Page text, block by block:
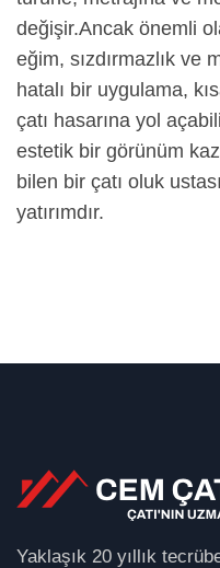
değişir.Ancak önemli
eğim, sızdırmazlık ve
hatalı bir uygulama,
çatı hasarına yol
estetik bir görünüm
bilen bir çatı oluk
yatırımdır.
Yaklaşık 20 yıllık